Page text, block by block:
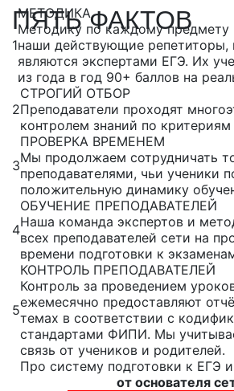
ПЯТЬ ФАКТОВ
1
МЕТОДИКА
Методику по каждому предмету
наши действующие репетиторы,
являются экспертами ЕГЭ. Их
из года в год 90+ баллов на
2
СТРОГИЙ ОТБОР
Преподаватели проходят
контролем знаний по
3
ПРОВЕРКА ВРЕМЕНЕМ
Мы продолжаем сотрудничать
преподавателями, чьи ученики
положительную динамику
4
ОБУЧЕНИЕ ПРЕПОДАВАТЕЛЕЙ
Наша команда экспертов и
всех преподавателей сети на
времени подготовки к
5
КОНТРОЛЬ ПРЕПОДАВАТЕЛЕЙ
Контроль за проведением
ежемесячно предоставляют
темах в соответствии с
стандартами ФИПИ. Мы
связь от учеников и родителей.
Про систему подготовки к ЕГЭ
от основателя